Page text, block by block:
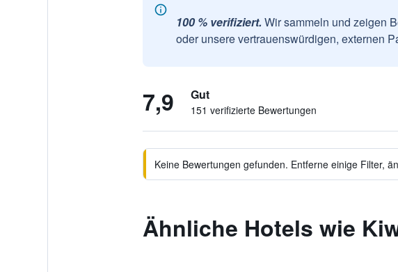
100 % verifiziert. Wir sammeln und zeigen
oder unsere vertrauenswürdigen, externen
7,9 Gut
151 verifizierte Bewertungen
Keine Bewertungen gefunden. Entferne einige Filter,
Ähnliche Hotels wie